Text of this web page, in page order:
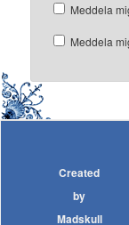
Meddela
Meddela
Created
by
Madskull